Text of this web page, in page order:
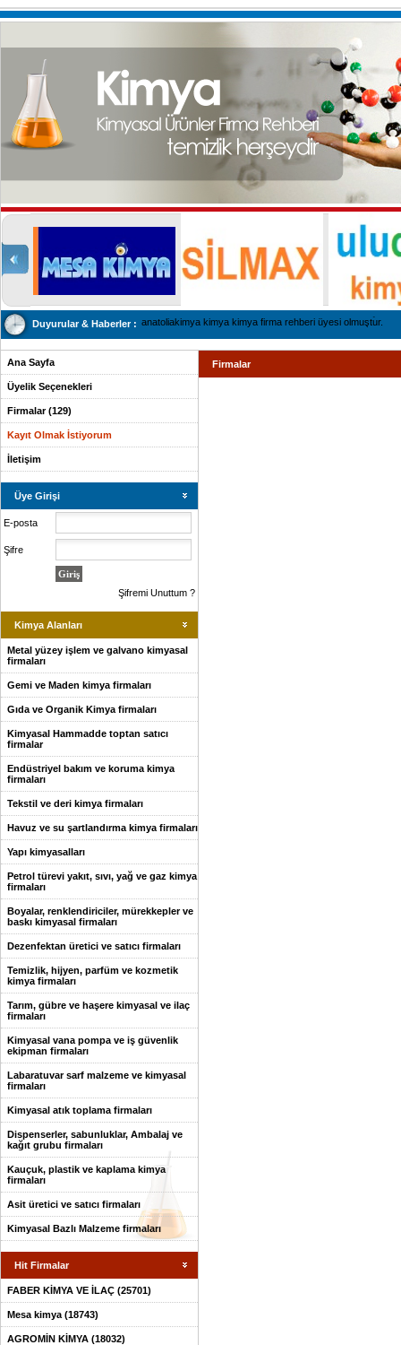
Duyurular & Haberler : anatoliakimya kimya kimya firma rehberi üyesi olmuştur.
Ana Sayfa
Üyelik Seçenekleri
Firmalar (129)
Kayıt Olmak İstiyorum
İletişim
Üye Girişi
E-posta
Şifre
Şifremi Unuttum ?
Kimya Alanları
Metal yüzey işlem ve galvano kimyasal
firmaları
Gemi ve Maden kimya firmaları
Gıda ve Organik Kimya firmaları
Kimyasal Hammadde toptan satıcı
firmalar
Endüstriyel bakım ve koruma kimya
firmaları
Tekstil ve deri kimya firmaları
Havuz ve su şartlandırma kimya firmaları
Yapı kimyasalları
Petrol türevi yakıt, sıvı, yağ ve gaz kimya
firmaları
Boyalar, renklendiriciler, mürekkepler ve
baskı kimyasal firmaları
Dezenfektan üretici ve satıcı firmaları
Temizlik, hijyen, parfüm ve kozmetik
kimya firmaları
Tarım, gübre ve haşere kimyasal ve ilaç
firmaları
Kimyasal vana pompa ve iş güvenlik
ekipman firmaları
Labaratuvar sarf malzeme ve kimyasal
firmaları
Kimyasal atık toplama firmaları
Dispenserler, sabunluklar, Ambalaj ve
kağıt grubu firmaları
Kauçuk, plastik ve kaplama kimya
firmaları
Asit üretici ve satıcı firmaları
Kimyasal Bazlı Malzeme firmaları
Hit Firmalar
FABER KİMYA VE İLAÇ (25701)
Mesa kimya (18743)
AGROMİN KİMYA (18032)
Firmalar